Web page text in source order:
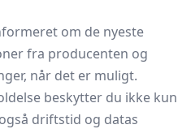
om de nyeste
fra producenten og
når det er muligt.
beskytter du ikke kun
driftstid og datas